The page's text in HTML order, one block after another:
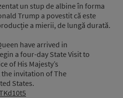
un stup de albine în forma
Trump a povestit că este
a mierii, de lungă durată.
have arrived in
a four-day State Visit to
of His Majesty’s
invitation of The
States.